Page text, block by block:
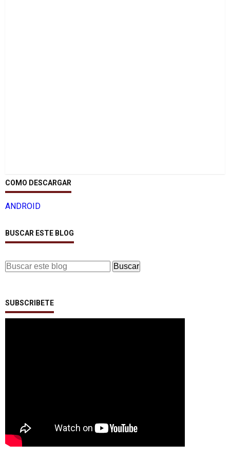
COMO DESCARGAR
ANDROID
BUSCAR ESTE BLOG
SUBSCRIBETE